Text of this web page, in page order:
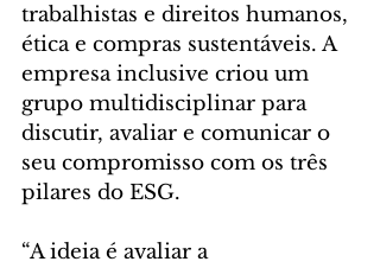
trabalhistas e direitos humanos,
ética e compras sustentáveis. A
empresa inclusive criou um
grupo multidisciplinar para
discutir, avaliar e comunicar o
seu compromisso com os três
pilares do ESG.
“A ideia é avaliar a